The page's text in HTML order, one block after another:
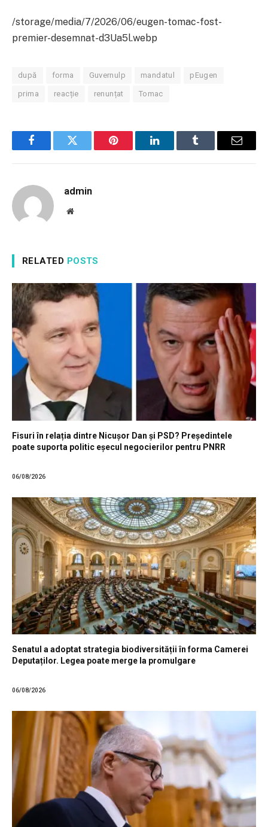
/storage/media/7/2026/06/eugen-tomac-fost-
premier-desemnat-d3Ua5l.webp
după forma Guvernulp mandatul pEugen
prima reacție renunțat Tomac
FacebookTwitter Pinterest LinkedInTumblr Email
admin
Website
RELATED POSTS
Fisuri în relația dintre Nicușor Dan și PSD? Președintele
poate suporta politic eșecul negocierilor pentru PNRR
06/08/2026
Senatul a adoptat strategia biodiversității în forma Camerei
Deputaților. Legea poate merge la promulgare
06/08/2026